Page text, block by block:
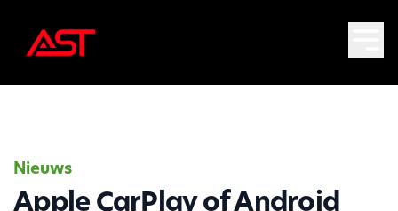
Nieuws
Apple CarPlay of Android